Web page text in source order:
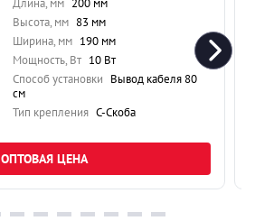
Длина, мм 200 мм
Высота, мм 83 мм
Ширина, мм 190 мм
Мощность, Вт 10 Вт
Способ установки Вывод кабеля 80
см
Тип крепления С-Скоба
ОПТОВАЯ ЦЕНА